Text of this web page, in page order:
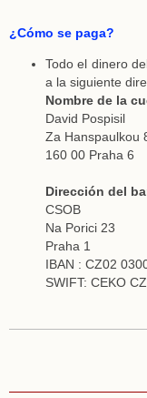
¿Cómo se paga?
Todo el dinero
a la siguiente
Nombre de la
David Pospisil
Za Hanspaulkou
160 00 Praha 6
Dirección del
CSOB
Na Porici 23
Praha 1
IBAN : CZ02
SWIFT: CEKO